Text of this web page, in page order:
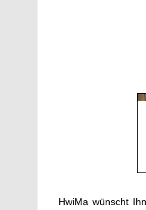
HwiMa wünscht